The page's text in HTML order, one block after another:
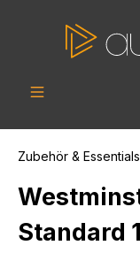
Zubehör & Essentials
Standard